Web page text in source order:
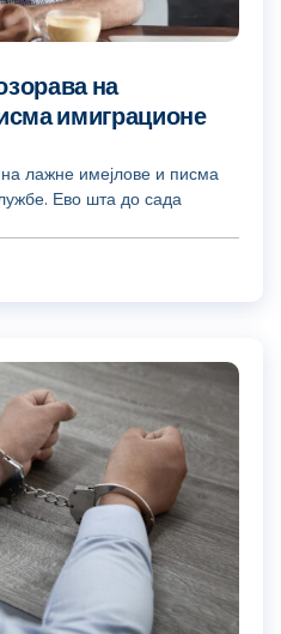
на
имиграционе
лажне имејлове и писма
Ево шта до сада